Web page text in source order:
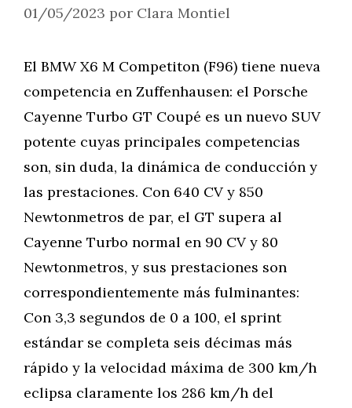
01/05/2023 por Clara Montiel
El BMW X6 M Competiton (F96) tiene nueva
competencia en Zuffenhausen: el Porsche
Cayenne Turbo GT Coupé es un nuevo SUV
potente cuyas principales competencias
son, sin duda, la dinámica de conducción y
las prestaciones. Con 640 CV y 850
Newtonmetros de par, el GT supera al
Cayenne Turbo normal en 90 CV y 80
Newtonmetros, y sus prestaciones son
correspondientemente más fulminantes:
Con 3,3 segundos de 0 a 100, el sprint
estándar se completa seis décimas más
rápido y la velocidad máxima de 300 km/h
eclipsa claramente los 286 km/h del